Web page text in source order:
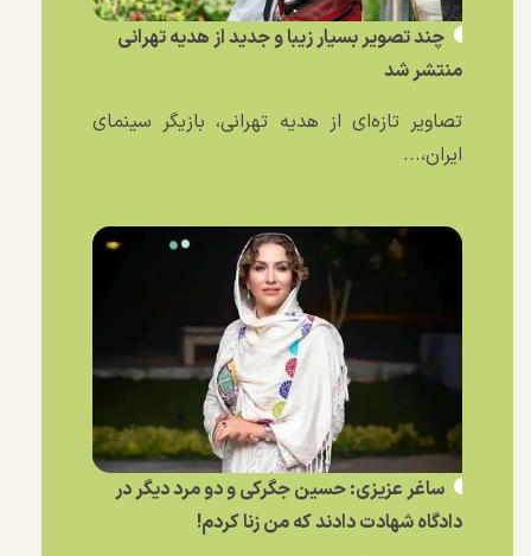
چند تصویر بسیار زیبا و جدید از هدیه تهرانی
منتشر شد
تصاویر تازه‌ای از هدیه تهرانی، بازیگر سینمای
ایران،...
ساغر عزیزی: حسین جگرکی و دو مرد دیگر در
دادگاه شهادت دادند که من زنا کردم!